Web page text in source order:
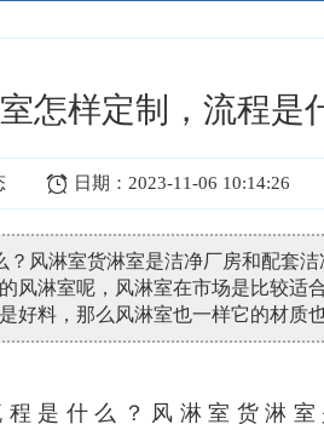
怎样定制，流程是
日期：2023-11-06 10:14:26
风淋室货淋室是洁净厂房和配套
风淋室呢，风淋室在市场是比较适
好料，那么风淋室也一样它的材质
是什么？ 风淋室货淋